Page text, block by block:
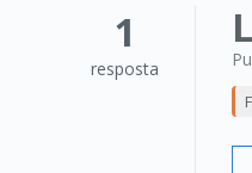
1
resposta